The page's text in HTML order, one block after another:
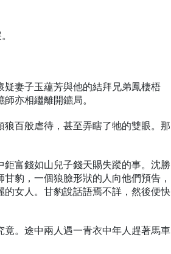
妻子玉蘊芳與他的結拜兄弟鳳棲梧
亦相繼離開鑣局。
百般虐待，甚至弄瞎了牠的雙眼。那
富錢如山兒子錢天賜失蹤的事。沈勝
豹，一個狼臉形狀的人向他們預告，
女人。甘豹說話語焉不詳，然後便快
。途中兩人遇一青衣中年人趕著馬車